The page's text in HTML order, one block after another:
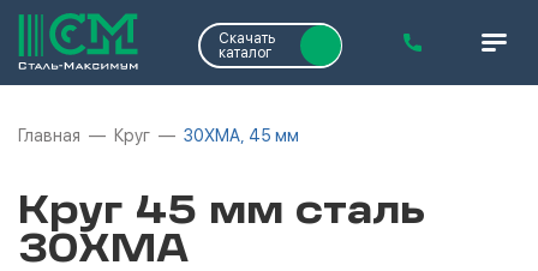
Скачать
каталог
Главная Круг 30ХМА, 45 мм
Круг 45 мм сталь
30ХМА